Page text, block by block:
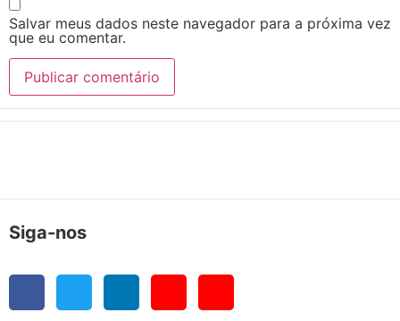
Salvar meus dados neste navegador para a próxima vez
que eu comentar.
Siga-nos